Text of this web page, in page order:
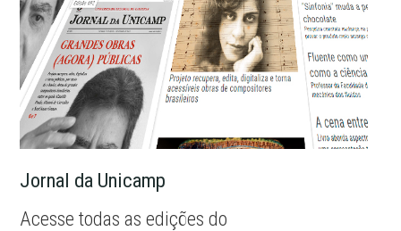
Jornal da Unicamp
Acesse todas as edições do